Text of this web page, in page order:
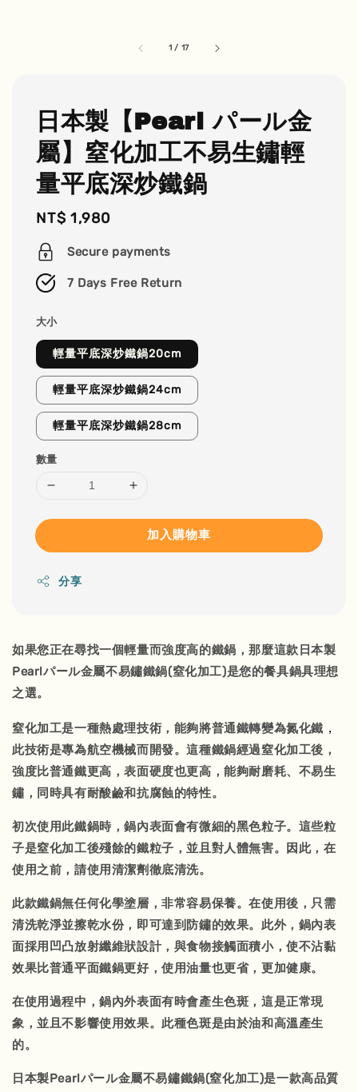
1 / 17
日本製【Pearl パール金
屬】窒化加工不易生鏽輕
量平底深炒鐵鍋
Regular
price
NT$ 1,980
Secure payments
7 Days Free Return
大小
輕量平底深炒鐵鍋20cm
輕量平底深炒鐵鍋24cm
輕量平底深炒鐵鍋28cm
數量
加入購物車
分享
如果您正在尋找一個輕量而強度高的鐵鍋，那麼這款日本製
Pearlパール金屬不易鏽鐵鍋(窒化加工)是您的餐具鍋具理想
之選。
窒化加工是一種熱處理技術，能夠將普通鐵轉變為氮化鐵 ，
此技術是專為航空機械而開發。這種鐵鍋經過窒化加工後，
強度比普通鐵更高，表面硬度也更高，能夠耐磨耗、不易生
鏽，同時具有耐酸鹼和抗腐蝕的特性。
初次使用此鐵鍋時，鍋內表面會有微細的黑色粒子。這些粒
子是窒化加工後殘餘的鐵粒子，並且對人體無害。因此，在
使用之前，請使用清潔劑徹底清洗。
此款鐵鍋無任何化學塗層，非常容易保養。在使用後，只需
清洗乾淨並擦乾水份，即可達到防鏽的效果。此外，鍋內表
面採用凹凸放射纖維狀設計，與食物接觸面積小，使不沾黏
效果比普通平面鐵鍋更好，使用油量也更省，更加健康。
在使用過程中，鍋內外表面有時會產生色斑，這是正常現
象，並且不影響使用效果。此種色斑是由於油和高溫產生
的。
日本製Pearlパール金屬不易鏽鐵鍋(窒化加工)是一款高品質